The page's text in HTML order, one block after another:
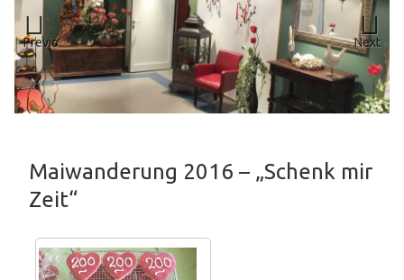
Previous Next
Maiwanderung 2016 – „Schenk mir
Zeit“